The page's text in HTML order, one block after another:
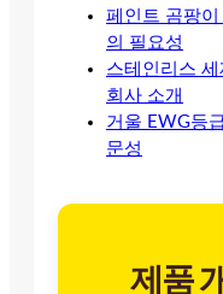
페인트 곰팡
의 필요성
스테인리스
회사 소개
거울 EWG등
문성
제품